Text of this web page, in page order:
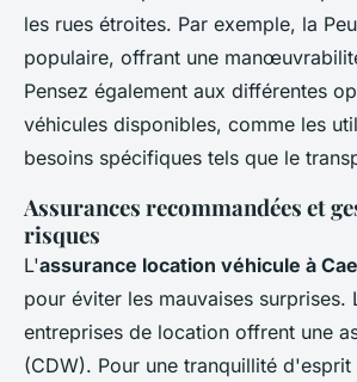
les rues étroites. Par exemple, la
populaire, offrant une
Pensez également aux différentes
véhicules disponibles, comme les
besoins spécifiques tels que le
Assurances recommandées et
risques
L'assurance location véhicule à
pour éviter les mauvaises surprises.
entreprises de location offrent une
(CDW). Pour une tranquillité